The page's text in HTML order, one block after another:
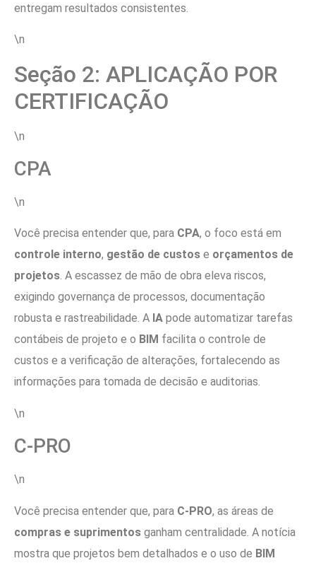
entregam resultados consistentes.
\n
Seção 2: APLICAÇÃO POR
CERTIFICAÇÃO
\n
CPA
\n
Você precisa entender que, para CPA, o foco está em
controle interno, gestão de custos e orçamentos de
projetos. A escassez de mão de obra eleva riscos,
exigindo governança de processos, documentação
robusta e rastreabilidade. A IA pode automatizar tarefas
contábeis de projeto e o BIM facilita o controle de
custos e a verificação de alterações, fortalecendo as
informações para tomada de decisão e auditorias.
\n
C-PRO
\n
Você precisa entender que, para C-PRO, as áreas de
compras e suprimentos ganham centralidade. A notícia
mostra que projetos bem detalhados e o uso de BIM